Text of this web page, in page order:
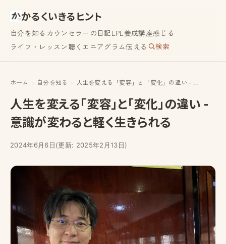
かるくいきるヒント
自分を知る カウンセラーの日記LPL養成講座感じる
ライフ・レッスン 聴く エニアグラム伝える 検索
ホーム 自分を知る 人生を変える「変容」と「変化」の違い - 意識が変わると軽く生きられる
人生を変える「変容」と「変化」の違い -
意識が変わると軽く生きられる
2024年6月6日(更新: 2025年2月13日)